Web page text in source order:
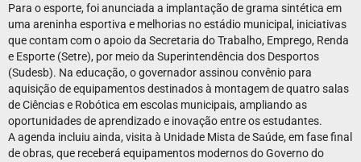
Para o esporte, foi anunciada a implantação de grama sintética em
uma areninha esportiva e melhorias no estádio municipal, iniciativas
que contam com o apoio da Secretaria do Trabalho, Emprego, Renda
e Esporte (Setre), por meio da Superintendência dos Desportos
(Sudesb). Na educação, o governador assinou convênio para
aquisição de equipamentos destinados à montagem de quatro salas
de Ciências e Robótica em escolas municipais, ampliando as
oportunidades de aprendizado e inovação entre os estudantes.
A agenda incluiu ainda, visita à Unidade Mista de Saúde, em fase final
de obras, que receberá equipamentos modernos do Governo do